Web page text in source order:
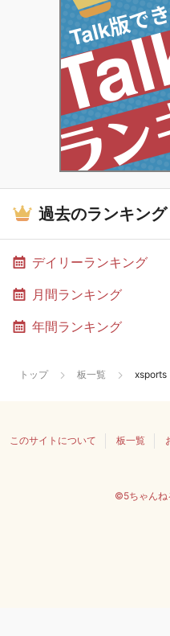
過去のランキング
デイリーランキング
月間ランキング
年間ランキング
トップ 板一覧 xsports
このサイトについて 板一覧
©5ちゃんね